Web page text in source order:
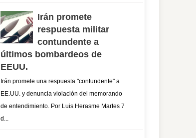
Irán promete
respuesta militar
contundente a
últimos bombardeos de
EEUU.
Irán promete una respuesta "contundente" a
EE.UU. y denuncia violación del memorando
de entendimiento. Por Luis Herasme Martes 7
d...